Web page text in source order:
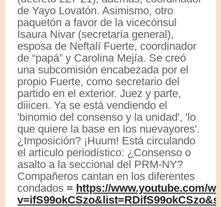
de Yayo Lovatón. Asimismo, otro
paquetón a favor de la vicecónsul
Isaura Nivar (secretaría general),
esposa de Neftalí Fuerte, coordinador
de “papá” y Carolina Mejía. Se creó
una subcomisión encabezada por el
propio Fuerte, como secretario del
partido en el exterior. Juez y parte,
diiicen. Ya se está vendiendo el
'binomio del consenso y la unidad', 'lo
que quiere la base en los nuevayores'.
¿Imposición? ¡Huum! Está circulando
el artículo periodístico: ¿Consenso o
asalto a la seccional del PRM-NY?
Compañeros cantan en los diferentes
condados = https://www.youtube.com/